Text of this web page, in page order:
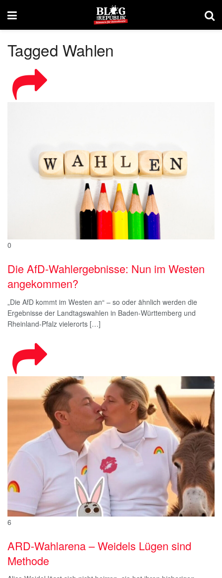
Tagged Wahlen
0
Die AfD-Wahlergebnisse: Nun im Westen
angekommen?
„Die AfD kommt im Westen an“ – so oder ähnlich werden die
Ergebnisse der Landtagswahlen in Baden-Württemberg und
Rheinland-Pfalz vielerorts […]
6
ARD-Wahlarena – Weidels Lügen sind
Methode